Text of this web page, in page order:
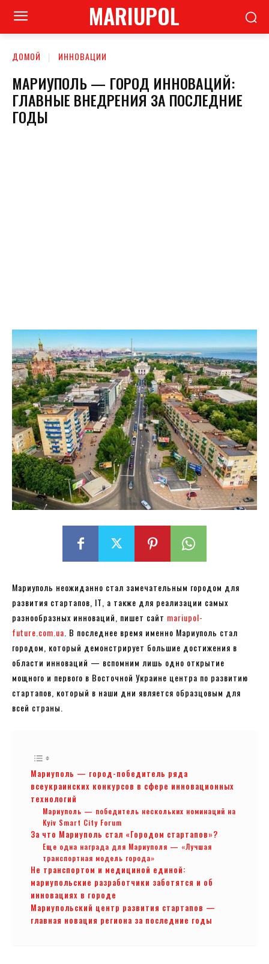
MARIUPOL
ДОМОЙ ИННОВАЦИИ
МАРИУПОЛЬ — ГОРОД ИННОВАЦИЙ:
ГЛАВНЫЕ ВНЕДРЕНИЯ ЗА ПОСЛЕДНИЕ
ГОДЫ
Мариуполь неожиданно стал замечательным городом для
развития стартапов, ІТ, а также для реализации самых
разнообразных инноваций, пишет сайт mariupol-
future.com.ua . В последнее время именно Мариуполь стал
городом, который демонстрирует большие достижения в
области инноваций — вспомним лишь одно открытие
мощного и первого в Восточной Украине центра по развитию
стартапов, который в наши дни является образцовым для
всей страны.
Мариуполь — город-победитель ряда
всеукраинских конкурсов в сфере инновационных
технологий
Мариуполь — победитель нескольких номинаций на
Kyiv Smart City Forum
За что Мариуполь стал «Городом стартапов»?
Еще одна награда для Мариуполя — «Лучшая
транспортная модель города»
Не транспортом и медициной единой:
мариупольские разработчики заботятся и об
инновациях в городе
Мариупольский центр развития стартапов —
главная новация региона за последние годы